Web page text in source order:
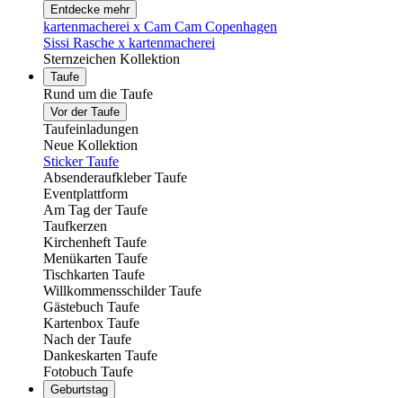
Entdecke mehr
kartenmacherei x Cam Cam Copenhagen
Sissi Rasche x kartenmacherei
Sternzeichen Kollektion
Taufe
Rund um die Taufe
Vor der Taufe
Taufeinladungen
Neue Kollektion
Sticker Taufe
Absenderaufkleber Taufe
Eventplattform
Am Tag der Taufe
Taufkerzen
Kirchenheft Taufe
Menükarten Taufe
Tischkarten Taufe
Willkommensschilder Taufe
Gästebuch Taufe
Kartenbox Taufe
Nach der Taufe
Dankeskarten Taufe
Fotobuch Taufe
Geburtstag